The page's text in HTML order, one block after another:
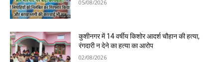
05/08/2026
कुशीनगर में 14 वर्षीय किशोर आदर्श चौहान की हत्या,
रंगदारी न देने का हत्या का आरोप
02/08/2026